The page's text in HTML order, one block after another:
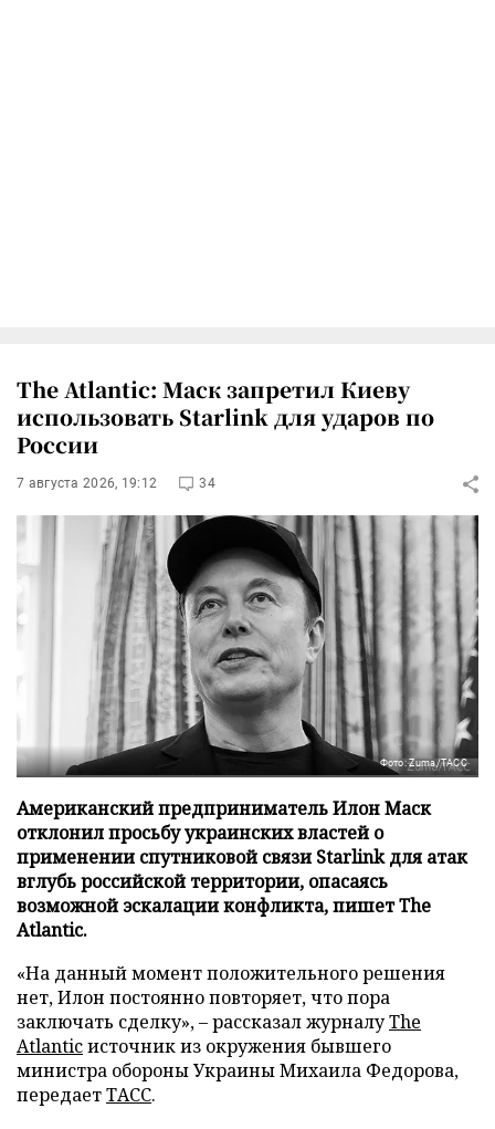
The Atlantic: Маск запретил Киеву
использовать Starlink для ударов по
России
7 августа 2026, 19:12 34
Фото: Zuma/ТАСС
Американский предприниматель Илон Маск
отклонил просьбу украинских властей о
применении спутниковой связи Starlink для атак
вглубь российской территории, опасаясь
возможной эскалации конфликта, пишет The
Atlantic.
«На данный момент положительного решения
нет, Илон постоянно повторяет, что пора
заключать сделку», – рассказал журналуThe
Atlanticисточник из окружения бывшего
министра обороны Украины Михаила Федорова,
передаетТАСС.